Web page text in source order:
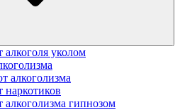
алкоголя уколом
алкоголизма
наркотиков
алкоголизма гипнозом